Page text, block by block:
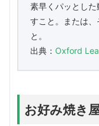
素早くパッとし
すこと。または、
と。
出典： Oxford
お好み焼き